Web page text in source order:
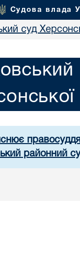
Судова влада
суд
районний